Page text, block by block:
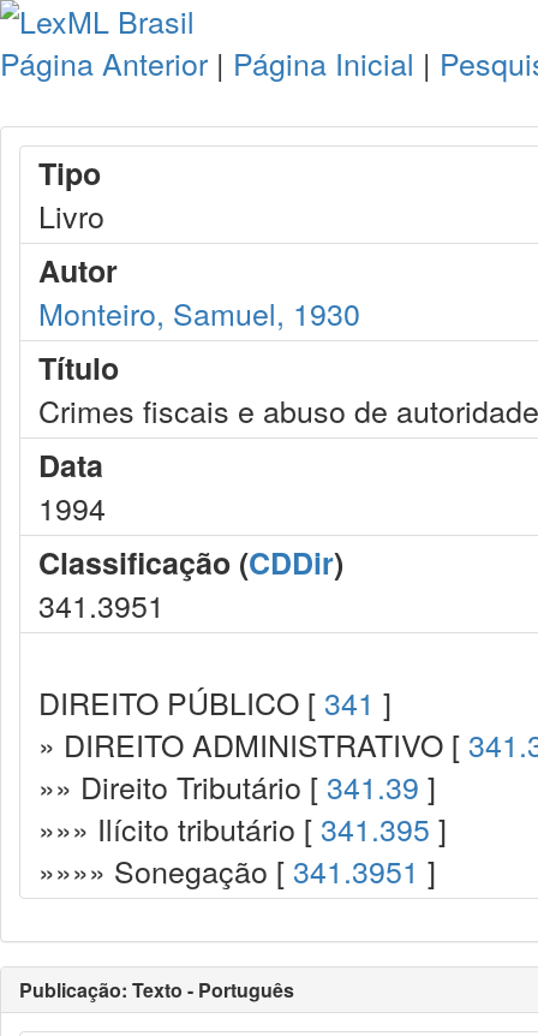
Página Anterior | Página Inicial |
Tipo
Livro
Autor
Monteiro, Samuel, 1930
Título
Crimes fiscais e abuso de autoridade
Data
1994
Classificação (CDDir)
341.3951
DIREITO PÚBLICO [ 341 ]
» DIREITO ADMINISTRATIVO [
»» Direito Tributário [ 341.39 ]
»»» Ilícito tributário [ 341.395 ]
»»»» Sonegação [ 341.3951 ]
Publicação: Texto - Português